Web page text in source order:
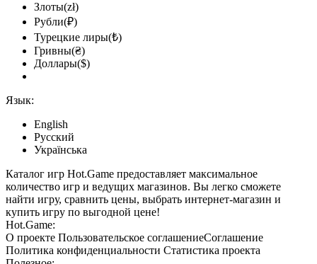
Злоты(zł)
Рубли(₽)
Турецкие лиры(₺)
Гривны(₴)
Доллары($)
Язык:
English
Русский
Українська
Каталог игр Hot.Game предоставляет максимальное
количество игр и ведущих магазинов. Вы легко сможете
найти игру, сравнить цены, выбрать интернет-магазин и
купить игру по выгодной цене!
Hot.Game:
О проекте Пользовательское соглашениеСоглашение
Политика конфиденциальности Статистика проекта